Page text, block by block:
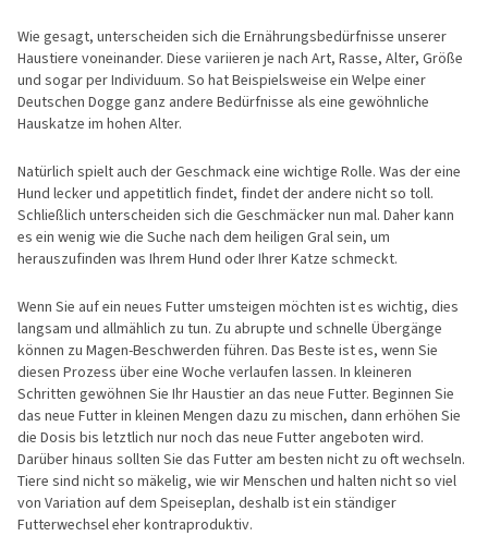
Wie gesagt, unterscheiden sich die Ernährungsbedürfnisse unserer
Haustiere voneinander. Diese variieren je nach Art, Rasse, Alter, Größe
und sogar per Individuum. So hat Beispielsweise ein Welpe einer
Deutschen Dogge ganz andere Bedürfnisse als eine gewöhnliche
Hauskatze im hohen Alter.
Natürlich spielt auch der Geschmack eine wichtige Rolle. Was der eine
Hund lecker und appetitlich findet, findet der andere nicht so toll.
Schließlich unterscheiden sich die Geschmäcker nun mal. Daher kann
es ein wenig wie die Suche nach dem heiligen Gral sein, um
herauszufinden was Ihrem Hund oder Ihrer Katze schmeckt.
Wenn Sie auf ein neues Futter umsteigen möchten ist es wichtig, dies
langsam und allmählich zu tun. Zu abrupte und schnelle Übergänge
können zu Magen-Beschwerden führen. Das Beste ist es, wenn Sie
diesen Prozess über eine Woche verlaufen lassen. In kleineren
Schritten gewöhnen Sie Ihr Haustier an das neue Futter. Beginnen Sie
das neue Futter in kleinen Mengen dazu zu mischen, dann erhöhen Sie
die Dosis bis letztlich nur noch das neue Futter angeboten wird.
Darüber hinaus sollten Sie das Futter am besten nicht zu oft wechseln.
Tiere sind nicht so mäkelig, wie wir Menschen und halten nicht so viel
von Variation auf dem Speiseplan, deshalb ist ein ständiger
Futterwechsel eher kontraproduktiv.